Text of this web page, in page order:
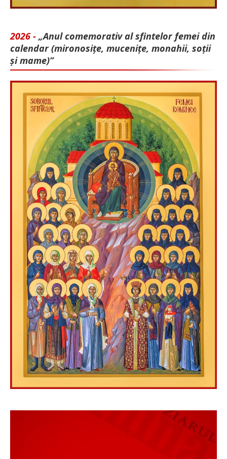
2026 - „Anul comemorativ al sfintelor femei din
calendar (mironosițe, mu­cenițe, monahii, soții
și mame)”